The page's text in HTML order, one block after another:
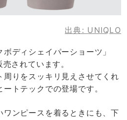
出典: UNIQLO
ディシェイパーショーツ」
されています。
周りをスッキリ見えさせてくれ
トテックでの登場です。
ンピースを着るときにも、下